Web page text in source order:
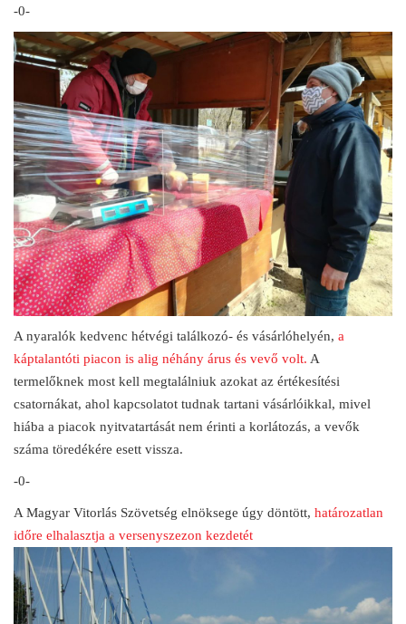
-0-
A nyaralók kedvenc hétvégi találkozó- és vásárlóhelyén, a
káptalantóti piacon is alig néhány árus és vevő volt. A
termelőknek most kell megtalálniuk azokat az értékesítési
csatornákat, ahol kapcsolatot tudnak tartani vásárlóikkal, mivel
hiába a piacok nyitvatartását nem érinti a korlátozás, a vevők
száma töredékére esett vissza.
-0-
A Magyar Vitorlás Szövetség elnöksege úgy döntött, határozatlan
időre elhalasztja a versenyszezon kezdetét